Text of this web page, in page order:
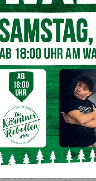
zu werden, wurde